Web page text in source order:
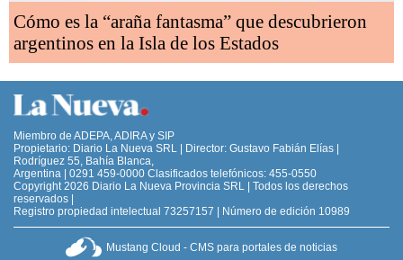
Cómo es la “araña fantasma” que descubrieron
argentinos en la Isla de los Estados
Miembro de ADEPA, ADIRA y SIP
Propietario: Diario La Nueva SRL | Director: Gustavo Fabián Elías |
Rodríguez 55, Bahía Blanca,
Argentina | 0291 459-0000 Clasificados telefónicos: 455-0550
Copyright 2026 Diario La Nueva Provincia SRL | Todos los derechos
reservados |
Registro propiedad intelectual 73257157 | Número de edición 10989
Mustang Cloud - CMS para portales de noticias